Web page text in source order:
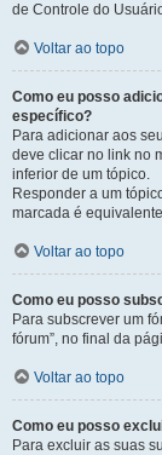
de Controle do
Voltar ao topo
Como eu posso
específico?
Para adicionar aos
deve clicar no link no
inferior de um tópico.
Responder a um
marcada é
Voltar ao topo
Como eu posso
Para subscrever um
fórum”, no final da
Voltar ao topo
Como eu posso
Para excluir as suas